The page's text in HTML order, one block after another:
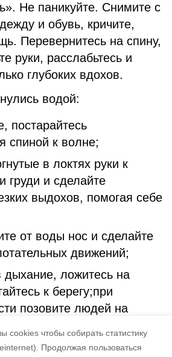
cookies чтобы собирать статистику
Продолжая пользоваться
Не паникуйте. Снимите с
и обувь, кричите,
Перевернитесь на спину,
руки, расслабьтесь и
глубоких вдохов.
водой:
постарайтесь
спиной к волне;
в локтях руки к
груди и сделайте
выдохов, помогая себе
от воды нос и сделайте
движений;
дыхание, ложитесь на
к берегу;при
позовите людей на